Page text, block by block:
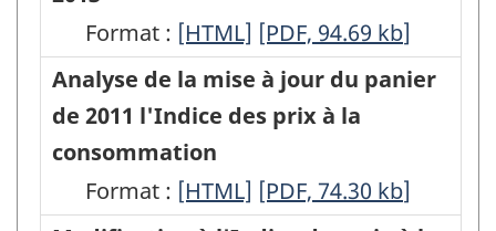
dépenses
de
2015
-
HTML
consommation
à
compter
de
l'IPC
de
consommation
à
compter
l'IPC
de
à
la
consommation
(IPC)
à
des
prix
à
la
consommation
organisé
Format : Modifications
à
l'indice
des
voyages
organisés
[HTML] Modifications
à
l'indice
voyages
organisés
[PDF, 94.69 kb]
Analyse de la mise à jour du panier
de 2011 l'Indice des prix à la
consommation
Format : Analyse
[HTML] Analyse
[PDF, 74.30 kb]